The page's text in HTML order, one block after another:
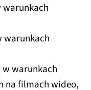
warunkach
w warunkach
na filmach wideo,